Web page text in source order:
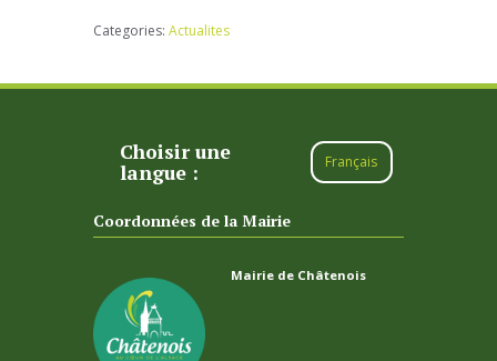
Categories: Actualites
Choisir une
langue :
Français
Coordonnées de la Mairie
Mairie de Châtenois